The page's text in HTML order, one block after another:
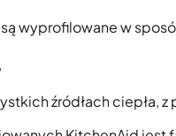
wyprofilowane w
źródłach ciepła,